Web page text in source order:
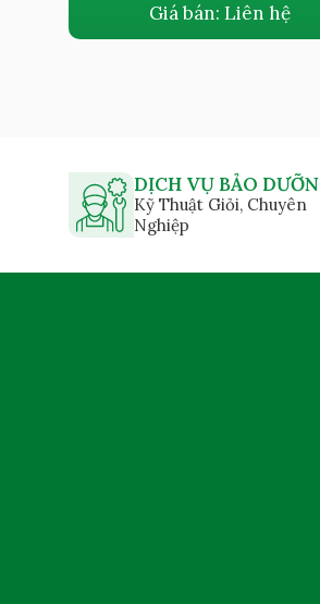
Giá bán: Liên hệ
DỊCH VỤ BẢO
Kỹ Thuật Giỏi, Chuyên
Nghiệp